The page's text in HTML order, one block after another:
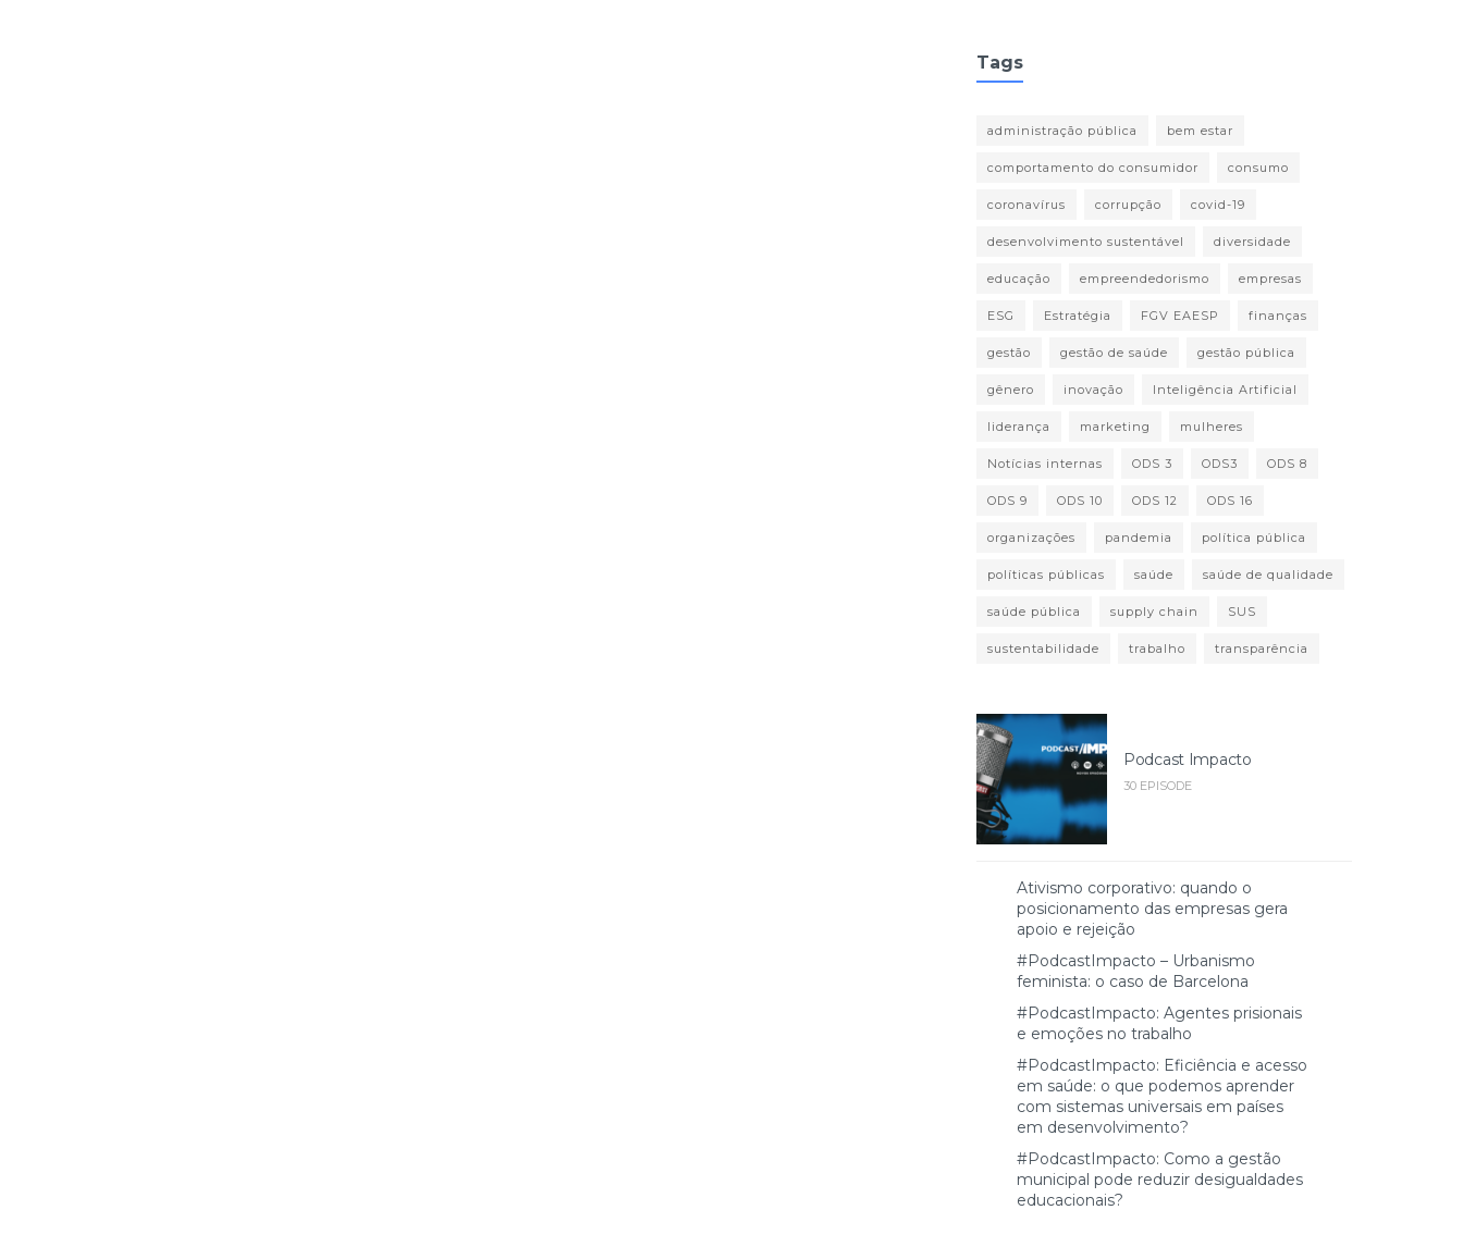
Tags
administração pública bem estar
comportamento do consumidor consumo
coronavírus corrupção covid-19
desenvolvimento sustentável diversidade
educação empreendedorismo empresas
ESG Estratégia FGV EAESP finanças
gestão gestão de saúde gestão pública
gênero inovação Inteligência Artificial
liderança marketing mulheres
Notícias internas ODS 3 ODS3 ODS 8
ODS 9 ODS 10 ODS 12 ODS 16
organizações pandemia política pública
políticas públicas saúde saúde de qualidade
saúde pública supply chain SUS
sustentabilidade trabalho transparência
Podcast Impacto
30 EPISODE
Ativismo corporativo: quando o
posicionamento das empresas gera
apoio e rejeição
#PodcastImpacto – Urbanismo
feminista: o caso de Barcelona
#PodcastImpacto: Agentes prisionais
e emoções no trabalho
#PodcastImpacto: Eficiência e acesso
em saúde: o que podemos aprender
com sistemas universais em países
em desenvolvimento?
#PodcastImpacto: Como a gestão
municipal pode reduzir desigualdades
educacionais?